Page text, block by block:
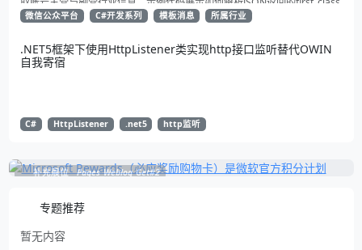
与second_class数据，为开发者提供合规通知场景开发支持
微信公众平台 C#开发系列 模板消息 所属行业
.NET5框架下使用HttpListener类实现http接口监听替代OWIN
自我寄宿
C# HttpListener .net5 http监听
补充展位 Pages_Weblog_Get#2
专题推荐
暂无内容